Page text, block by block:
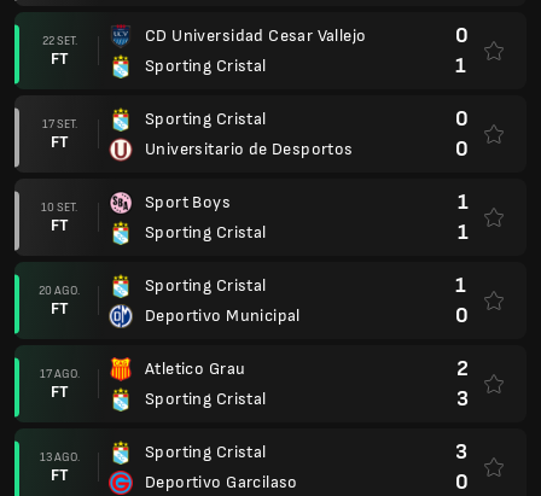
22 SET.
FT
CD Universidad Cesar Vallejo
Sporting Cristal
0
1
17 SET.
FT
Sporting Cristal
Universitario de Desportos
0
0
10 SET.
FT
Sport Boys
Sporting Cristal
1
1
20 AGO.
FT
Sporting Cristal
Deportivo Municipal
1
0
17 AGO.
FT
Atletico Grau
Sporting Cristal
2
3
13 AGO.
FT
Sporting Cristal
Deportivo Garcilaso
3
0